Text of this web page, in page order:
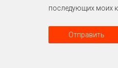
последующих моих